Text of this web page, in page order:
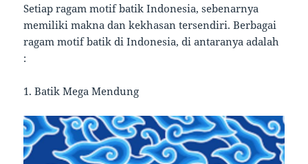
Setiap ragam motif batik Indonesia, sebenarnya
memiliki makna dan kekhasan tersendiri. Berbagai
ragam motif batik di Indonesia, di antaranya adalah
:
1. Batik Mega Mendung